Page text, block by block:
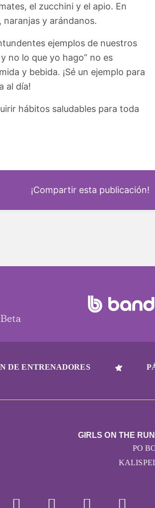
el zucchini y el apio. En
y arándanos.
ejemplos de nuestros
no lo que yo hago” no es
y bebida. ¡Sé un ejemplo para
al día!
hábitos saludables para toda
¡Compartir esta publicación!
DE ENTRENADORES
GIRLS ON THE
PO